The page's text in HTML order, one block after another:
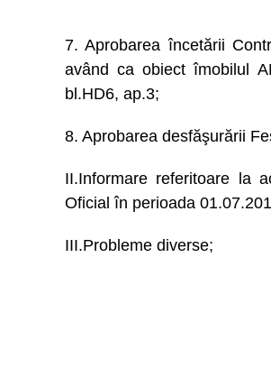
7. Aprobarea încetării
având ca obiect îmobilul
bl.HD6, ap.3;
8. Aprobarea desfăşurării
II.Informare referitoare la
Oficial în perioada
III.Probleme diverse;